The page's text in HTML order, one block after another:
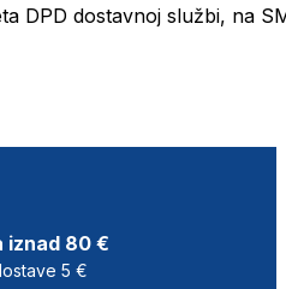
DPD dostavnoj službi, na
iznad 80 €
5 €